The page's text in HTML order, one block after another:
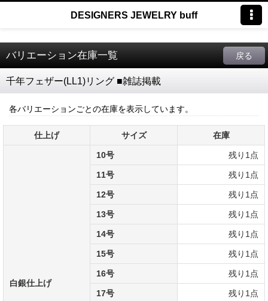
DESIGNERS JEWELRY buff
バリエーション在庫一覧 戻る
千年フェザー(LL1)リング ■雑誌掲載
各バリエーションごとの在庫を表示しています。
仕上げ サイズ 在庫
白銀仕上げ
10号 残り1点
11号 残り1点
12号 残り1点
13号 残り1点
14号 残り1点
15号 残り1点
16号 残り1点
17号 残り1点